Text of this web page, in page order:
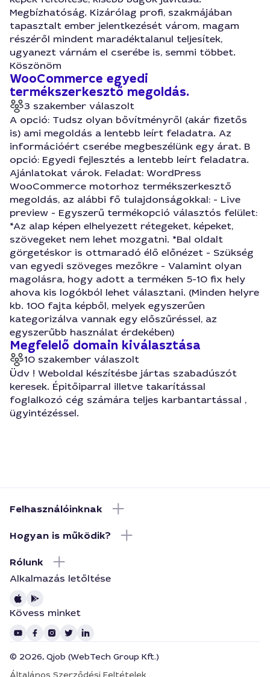
Megbízhatóság. Kizárólag profi, szakmájában
tapasztalt ember jelentkezését várom, magam
részéről mindent maradéktalanul teljesítek,
ugyanezt várnám el cserébe is, semmi többet.
Köszönöm
WooCommerce egyedi
termékszerkesztő megoldás.
3 szakember válaszolt
A opció: Tudsz olyan bővítményről (akár fizetős
is) ami megoldás a lentebb leírt feladatra. Az
információért cserébe megbeszélünk egy árat. B
opció: Egyedi fejlesztés a lentebb leírt feladatra.
Ajánlatokat várok. Feladat: WordPress
WooCommerce motorhoz termékszerkesztő
megoldás, az alábbi fő tulajdonságokkal: - Live
preview - Egyszerű termékopció választós felület:
*Az alap képen elhelyezett rétegeket, képeket,
szövegeket nem lehet mozgatni. *Bal oldalt
görgetéskor is ottmaradó élő előnézet - Szükség
van egyedi szöveges mezőkre - Valamint olyan
magolásra, hogy adott a terméken 5-10 fix hely
ahova kis logókból lehet választani. (Minden helyre
kb. 100 fajta képből, melyek egyszerűen
kategorizálva vannak egy előszűréssel, az
egyszerűbb használat érdekében)
Megfelelő domain kiválasztása
10 szakember válaszolt
Üdv ! Weboldal készítésbe jártas szabadúszót
keresek. Épitőiparral illetve takarítással
foglalkozó cég számára teljes karbantartással ,
ügyintézéssel.
Felhasználóinknak
Hogyan is működik?
Rólunk
Alkalmazás letőltése
Kövess minket
© 2026, Qjob (WebTech Group Kft.)
Általános Szerződési Feltételek